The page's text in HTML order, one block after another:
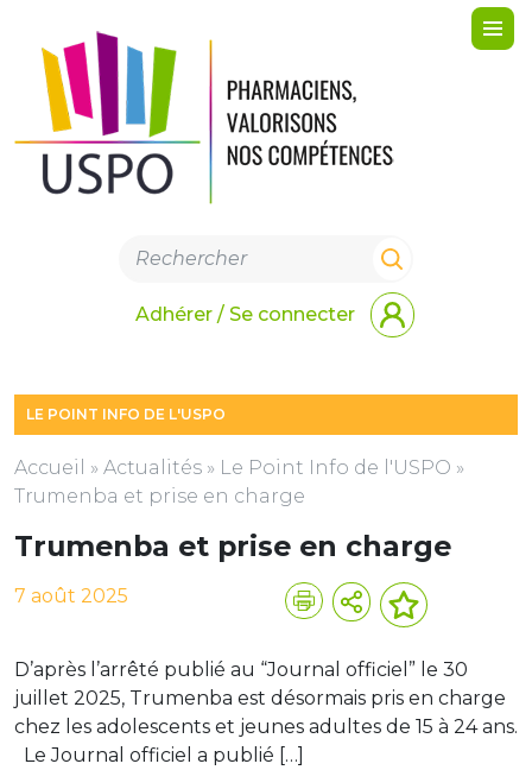
Adhérer / Se connecter
LE POINT INFO DE L'USPO
Accueil » Actualités » Le Point Info de l'USPO »
Trumenba et prise en charge
Trumenba et prise en charge
7 août 2025
D’après l’arrêté publié au “Journal officiel” le 30
juillet 2025, Trumenba est désormais pris en charge
chez les adolescents et jeunes adultes de 15 à 24 ans.
Le Journal officiel a publié […]